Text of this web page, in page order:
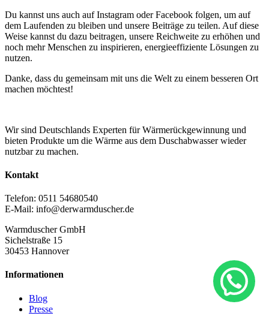
Du kannst uns auch auf Instagram oder Facebook folgen, um auf
dem Laufenden zu bleiben und unsere Beiträge zu teilen. Auf diese
Weise kannst du dazu beitragen, unsere Reichweite zu erhöhen und
noch mehr Menschen zu inspirieren, energieeffiziente Lösungen zu
nutzen.
Danke, dass du gemeinsam mit uns die Welt zu einem besseren Ort
machen möchtest!
Wir sind Deutschlands Experten für Wärmerückgewinnung und
bieten Produkte um die Wärme aus dem Duschabwasser wieder
nutzbar zu machen.
Kontakt
Telefon: 0511 54680540
E-Mail: info@derwarmduscher.de
Warmduscher GmbH
Sichelstraße 15
30453 Hannover
Informationen
Blog
Presse